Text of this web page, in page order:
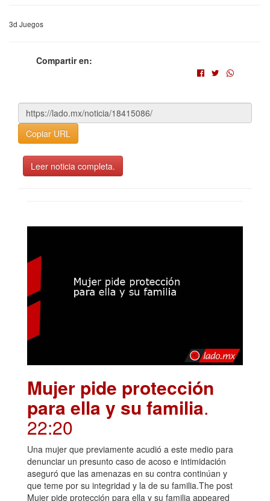
3d Juegos
Compartir en:
Copiar URL
Leer noticia completa.
Mujer pide protección
para ella y su familia.
22:20
Una mujer que previamente acudió a este medio para
denunciar un presunto caso de acoso e intimidación
aseguró que las amenazas en su contra continúan y
que teme por su integridad y la de su familia.The post
Mujer pide protección para ella y su familia appeared